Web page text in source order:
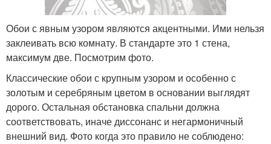
Обои с явным узором являются акцентными. Ими нельзя
заклеивать всю комнату. В стандарте это 1 стена,
максимум две. Посмотрим фото.
Классические обои с крупным узором и особенно с
золотым и серебряным цветом в основании выглядят
дорого. Остальная обстановка спальни должна
соответствовать, иначе диссонанс и негармоничный
внешний вид. Фото когда это правило не соблюдено: